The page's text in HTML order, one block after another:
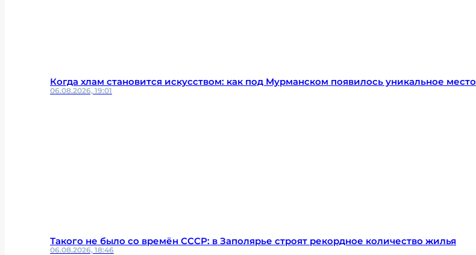
Когда хлам становится искусством: как под Мурманском появилось уникальное место
06.08.2026, 19:01
Такого не было со времён СССР: в Заполярье строят рекордное количество жилья
06.08.2026, 18:46